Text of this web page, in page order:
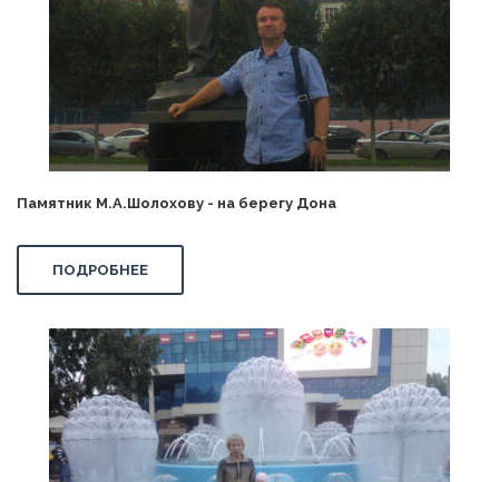
Памятник М.А.Шолохову - на берегу Дона
ПОДРОБНЕЕ